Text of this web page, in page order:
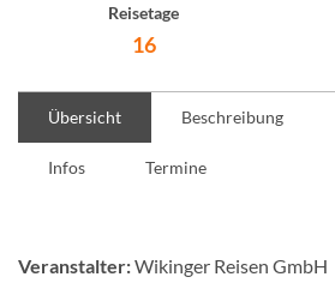
Reisetage
16
Übersicht Beschreibung
Infos Termine
Veranstalter:Wikinger Reisen GmbH